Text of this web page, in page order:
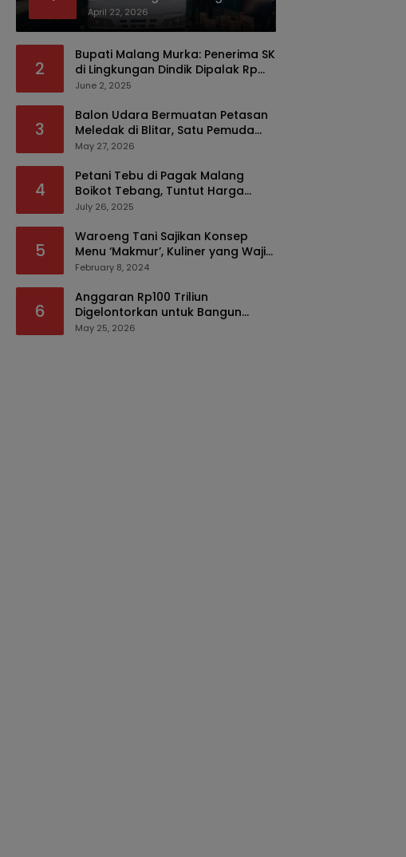
Bermodus Kemasan Sabun
April 22, 2026
2
Bupati Malang Murka: Penerima SK
di Lingkungan Dindik Dipalak Rp
150 Ribu Pakai Modus Tumpengan,
June 2, 2025
3
Balon Udara Bermuatan Petasan
Meledak di Blitar, Satu Pemuda
Tewas dan Dua Anak Luka Serius
May 27, 2026
4
Petani Tebu di Pagak Malang
Boikot Tebang, Tuntut Harga
yang Layak
July 26, 2025
5
Waroeng Tani Sajikan Konsep
Menu ‘Makmur’, Kuliner yang Wajib
Dikunjungi di Malang
February 8, 2024
6
Anggaran Rp100 Triliun
Digelontorkan untuk Bangun
Kembali Sumatra, Hunian Korban
May 25, 2026